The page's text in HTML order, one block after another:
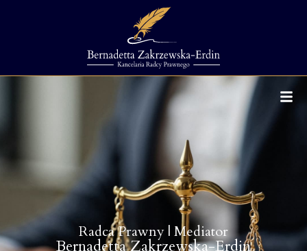
Radca Prawny | Mediator
Bernadetta Zakrzewska-Erdin